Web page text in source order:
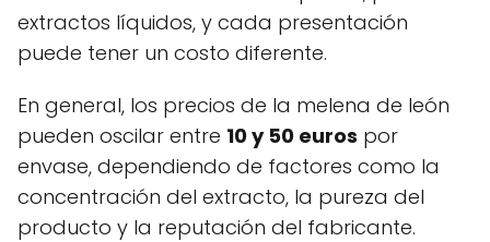
extractos líquidos, y cada presentación
puede tener un costo diferente.
En general, los precios de la melena de león
pueden oscilar entre 10 y 50 euros por
envase, dependiendo de factores como la
concentración del extracto, la pureza del
producto y la reputación del fabricante.